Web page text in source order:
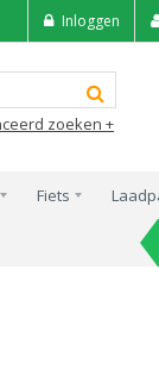
Inloggen
zoeken +
Fiets